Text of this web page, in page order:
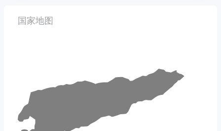
国家地图